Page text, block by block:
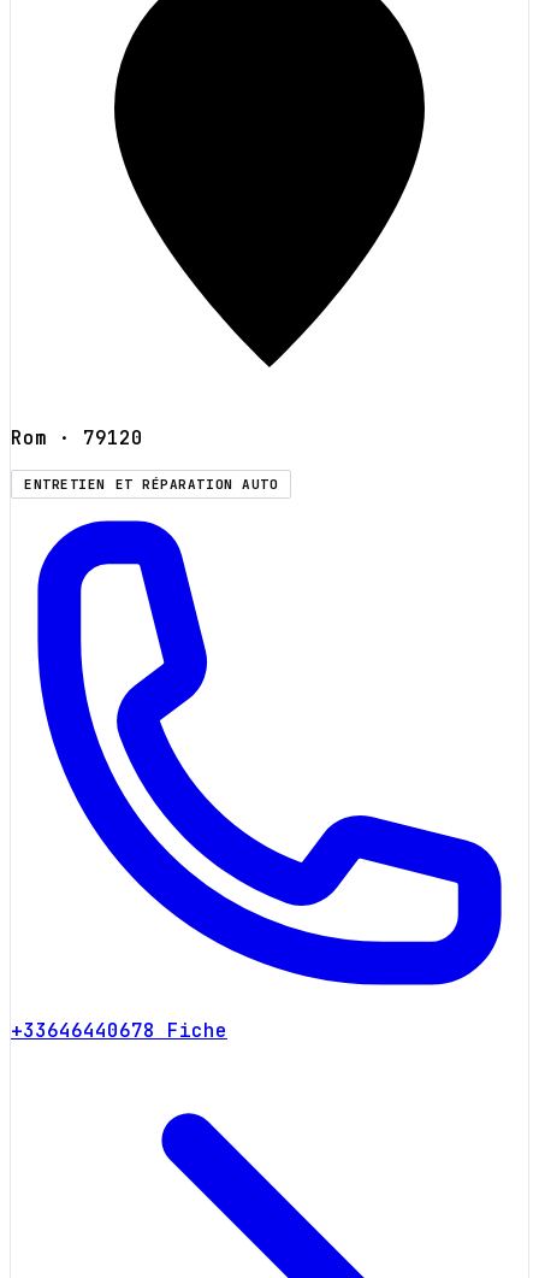
Rom · 79120
ENTRETIEN ET RÉPARATION AUTO
+33646440678 Fiche